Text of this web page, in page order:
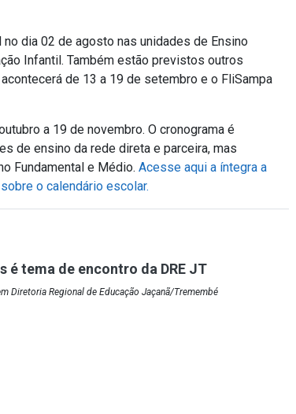
dia 02 de agosto nas unidades de Ensino
Infantil. Também estão previstos outros
de 13 a 19 de setembro e o FliSampa
a 19 de novembro. O cronograma é
de ensino da rede direta e parceira, mas
Fundamental e Médio. Acesse aqui a íntegra a
o calendário escolar.
é tema de encontro da DRE JT
Diretoria Regional de Educação Jaçanã/Tremembé